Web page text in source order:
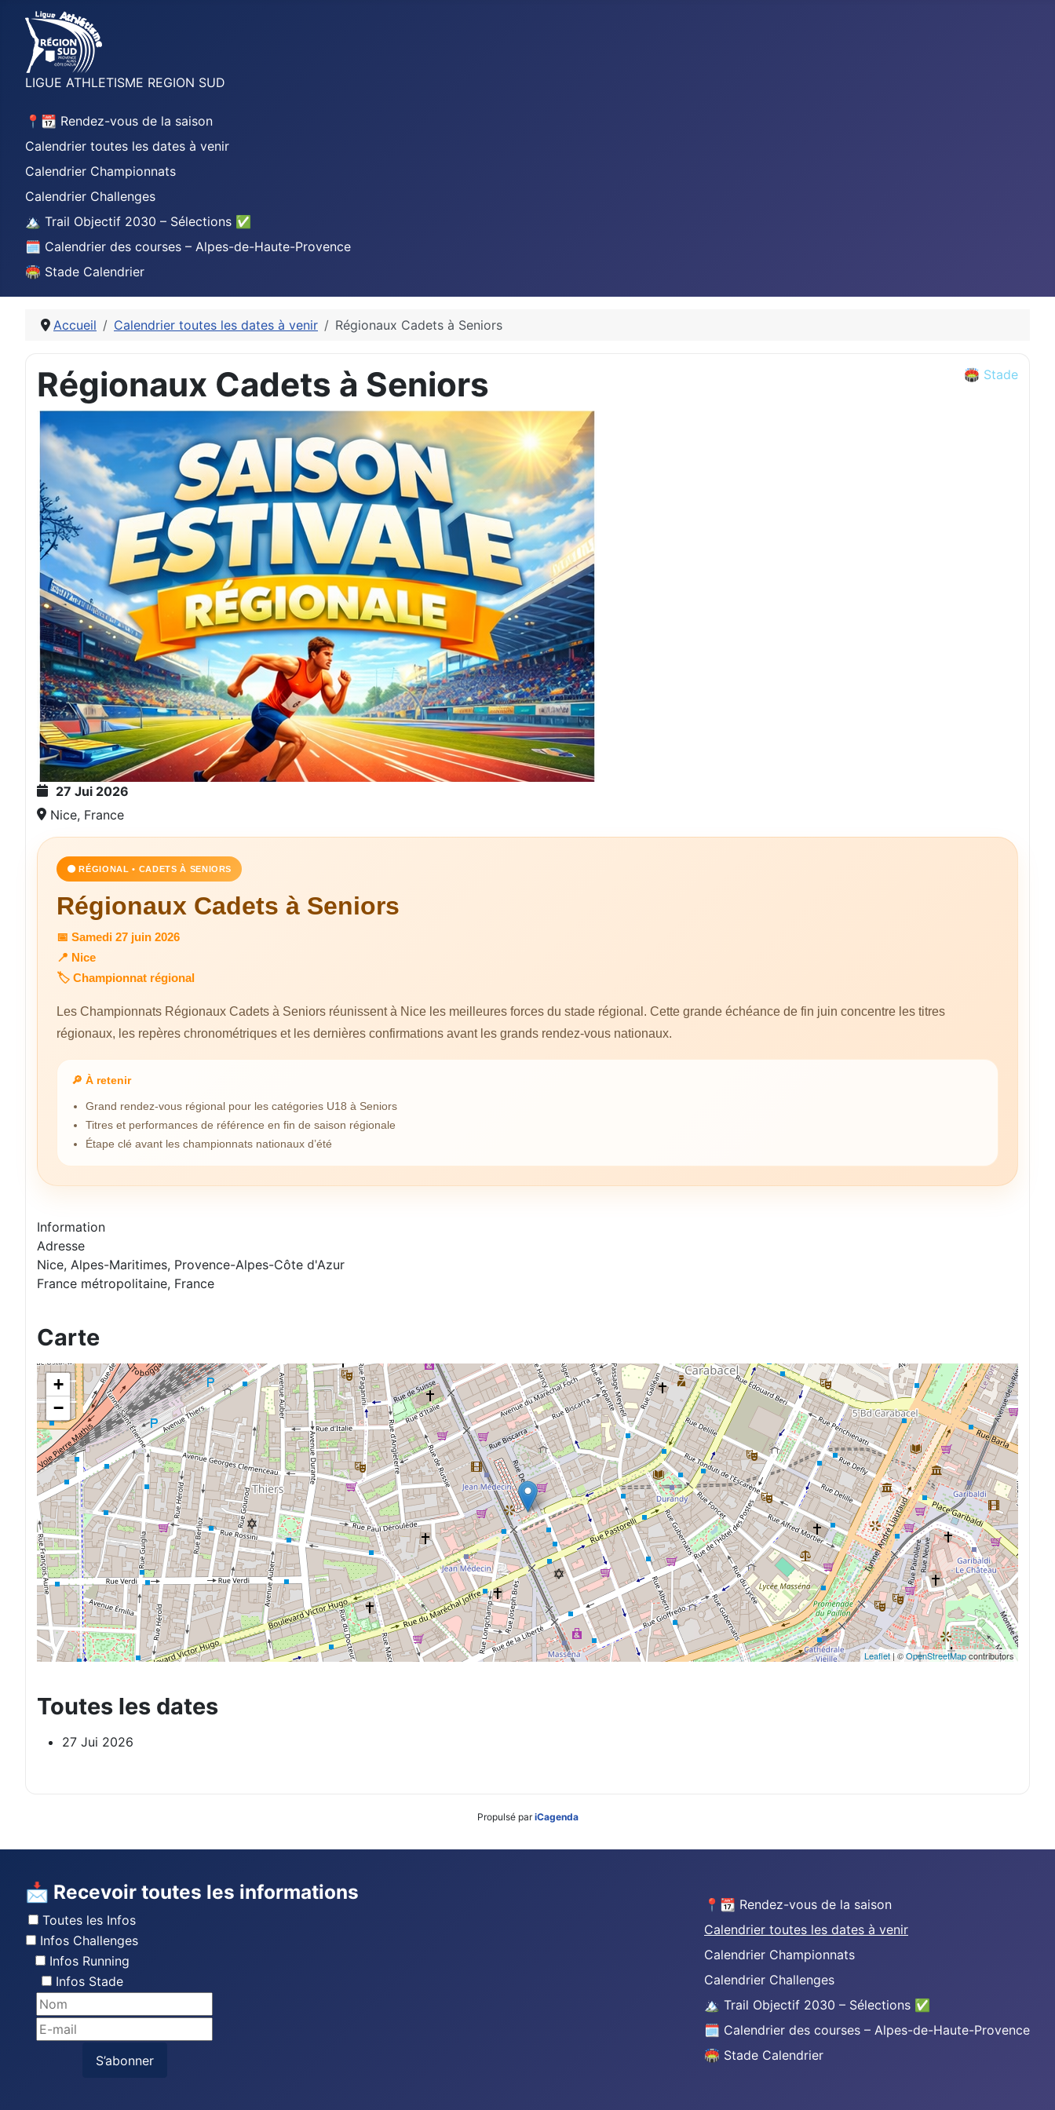
LIGUE ATHLETISME REGION SUD
📍📆 Rendez-vous de la saison
Calendrier toutes les dates à venir
Calendrier Championnats
Calendrier Challenges
🏔️ Trail Objectif 2030 – Sélections ✅
🗓️ Calendrier des courses – Alpes-de-Haute-Provence
🏟️ Stade Calendrier
Accueil Calendrier toutes les dates à venir Régionaux Cadets à Seniors
Régionaux Cadets à Seniors 🏟️ Stade
27 Jui 2026
Nice, France
🟠 RÉGIONAL • CADETS À SENIORS
Régionaux Cadets à Seniors
📅 Samedi 27 juin 2026
📍 Nice
🏷️ Championnat régional
Les Championnats Régionaux Cadets à Seniors réunissent à Nice les meilleures forces du stade régional. Cette grande échéance de fin juin concentre les titres
régionaux, les repères chronométriques et les dernières confirmations avant les grands rendez-vous nationaux.
🔎 À retenir
Grand rendez-vous régional pour les catégories U18 à Seniors
Titres et performances de référence en fin de saison régionale
Étape clé avant les championnats nationaux d’été
Information
Adresse
Nice, Alpes-Maritimes, Provence-Alpes-Côte d'Azur
France métropolitaine, France
Carte
+
−
Leaflet | ©OpenStreetMapcontributors
Toutes les dates
27 Jui 2026
Propulsé pariCagenda
📩 Recevoir toutes les informations
Toutes les Infos
Infos Challenges
Infos Running
Infos Stade
S’abonner
📍📆 Rendez-vous de la saison
Calendrier toutes les dates à venir
Calendrier Championnats
Calendrier Challenges
🏔️ Trail Objectif 2030 – Sélections ✅
🗓️ Calendrier des courses – Alpes-de-Haute-Provence
🏟️ Stade Calendrier